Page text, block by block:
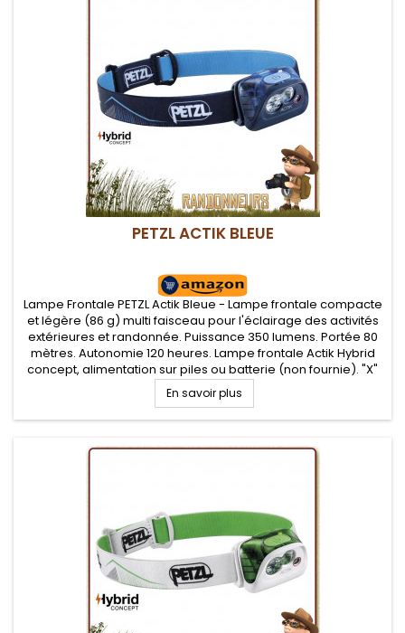
PETZL ACTIK BLEUE
Lampe Frontale PETZL Actik Bleue - Lampe frontale compacte
et légère (86 g) multi faisceau pour l'éclairage des activités
extérieures et randonnée. Puissance 350 lumens. Portée 80
mètres. Autonomie 120 heures. Lampe frontale Actik Hybrid
concept, alimentation sur piles ou batterie (non fournie). "X"
types de faisceaux (large ou mixte) et plusieurs niveaux...
En savoir plus